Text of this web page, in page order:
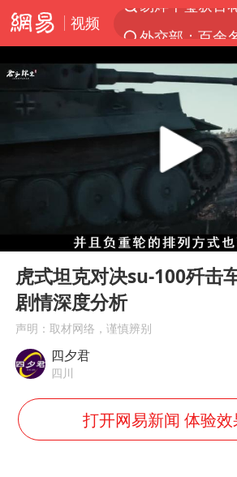
视频
重大涉诈逃犯
百花奖完整获
外交部：藏
哥伦比亚强
哥伦比亚发生
Play
00:00
虎式坦克对决su-100歼击
剧情深度分析
声明：取材网络，谨慎辨别
四夕君
四川
打开网易新闻 体验